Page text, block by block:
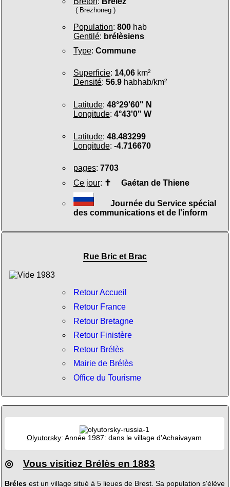
( Brezhoneg )
Population: 800hab
Gentilé: brélèsiens
Type: Commune
Superficie: 14,06km²
Densité: 56.9habhab/km²
Latitude: 48°29'60" N
Longitude: 4°43'0" W
Latitude: 48.483299
Longitude: -4.716670
pages: 7703
Ce jour: ✝ Gaétan de Thiene
Journée du Service spécial
des communications et de l'inform
Rue Bric et Brac
Retour Accueil
Retour France
Retour Bretagne
Retour Finistère
Retour Brélès
Mairie de Brélès
Office du Tourisme
Olyutorsky: Année 1987: dans le village d'Achaivayam
◎ Vous visitiez Brélès en 1883
Brélesest un village situé à 5 lieues de Brest. Sa population s'élève